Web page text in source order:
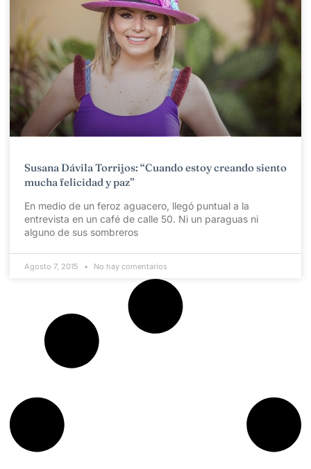
Susana Dávila Torrijos: “Cuando estoy creando siento
mucha felicidad y paz”
En medio de un feroz aguacero, llegó puntual a la
entrevista en un café de calle 50. Ni un paraguas ni
alguno de sus sombreros
Agosto 7, 2015 No hay comentarios